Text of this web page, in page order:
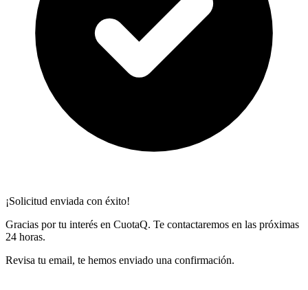
¡Solicitud enviada con éxito!
Gracias por tu interés en CuotaQ. Te contactaremos en las próximas
24 horas.
Revisa tu email, te hemos enviado una confirmación.